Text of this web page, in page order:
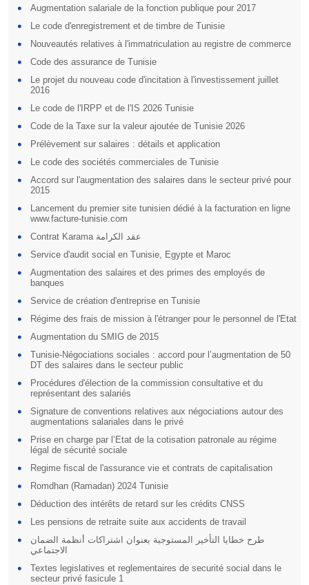
Augmentation salariale de la fonction publique pour 2017
Le code d'enregistrement et de timbre de Tunisie
Nouveautés relatives à l'immatriculation au registre de commerce
Code des assurance de Tunisie
Le projet du nouveau code d'incitation à l'investissement juillet
2016
Le code de l'IRPP et de l'IS 2026 Tunisie
Code de la Taxe sur la valeur ajoutée de Tunisie 2026
Prélèvement sur salaires : détails et application
Le code des sociétés commerciales de Tunisie
Accord sur l'augmentation des salaires dans le secteur privé pour
2015
Lancement du premier site tunisien dédié à la facturation en ligne
www.facture-tunisie.com
Contrat Karama عقد الكرامة
Service d'audit social en Tunisie, Egypte et Maroc
Augmentation des salaires et des primes des employés de
banques
Service de création d'entreprise en Tunisie
Régime des frais de mission à l'étranger pour le personnel de l'Etat
Augmentation du SMIG de 2015
Tunisie-Négociations sociales : accord pour l’augmentation de 50
DT des salaires dans le secteur public
Procédures d'élection de la commission consultative et du
représentant des salariés
Signature de conventions relatives aux négociations autour des
augmentations salariales dans le privé
Prise en charge par l’Etat de la cotisation patronale au régime
légal de sécurité sociale
Regime fiscal de l'assurance vie et contrats de capitalisation
Romdhan (Ramadan) 2024 Tunisie
Déduction des intérêts de retard sur les crédits CNSS
Les pensions de retraite suite aux accidents de travail
طرح خطايا التأخير المستوجبة بعنوان اشتراكات أنظمة الضمان
الاجتماعي
Textes legislatives et reglementaires de securité social dans le
secteur privé fasicule 1